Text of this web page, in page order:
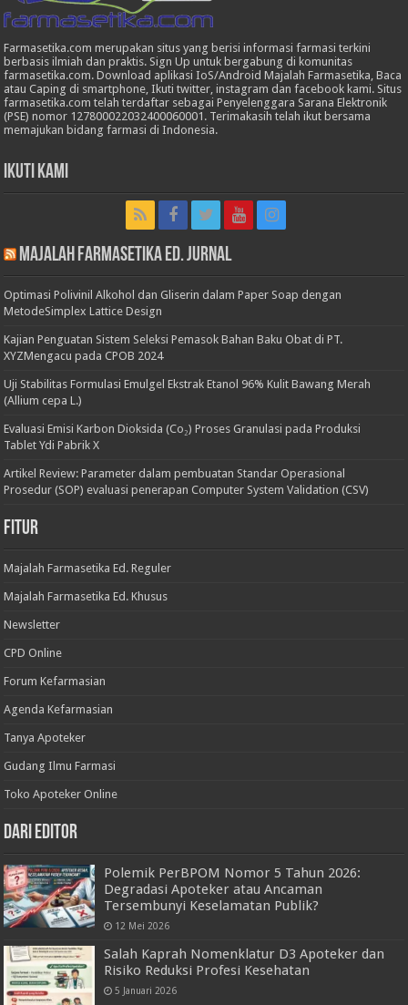
Farmasetika.com merupakan situs yang berisi informasi farmasi terkini
berbasis ilmiah dan praktis. Sign Up untuk bergabung di komunitas
farmasetika.com. Download aplikasi IoS/Android Majalah Farmasetika, Baca
atau Caping di smartphone, Ikuti twitter, instagram dan facebook kami. Situs
farmasetika.com telah terdaftar sebagai Penyelenggara Sarana Elektronik
(PSE) nomor 127800022032400060001. Terimakasih telah ikut bersama
memajukan bidang farmasi di Indonesia.
Ikuti Kami
Majalah Farmasetika Ed. Jurnal
Optimasi Polivinil Alkohol dan Gliserin dalam Paper Soap dengan
MetodeSimplex Lattice Design
Kajian Penguatan Sistem Seleksi Pemasok Bahan Baku Obat di PT.
XYZMengacu pada CPOB 2024
Uji Stabilitas Formulasi Emulgel Ekstrak Etanol 96% Kulit Bawang Merah
(Allium cepa L.)
Evaluasi Emisi Karbon Dioksida (Co₂) Proses Granulasi pada Produksi
Tablet Ydi Pabrik X
Artikel Review: Parameter dalam pembuatan Standar Operasional
Prosedur (SOP) evaluasi penerapan Computer System Validation (CSV)
Fitur
Majalah Farmasetika Ed. Reguler
Majalah Farmasetika Ed. Khusus
Newsletter
CPD Online
Forum Kefarmasian
Agenda Kefarmasian
Tanya Apoteker
Gudang Ilmu Farmasi
Toko Apoteker Online
Dari Editor
Polemik PerBPOM Nomor 5 Tahun 2026:
Degradasi Apoteker atau Ancaman
Tersembunyi Keselamatan Publik?
12 Mei 2026
Salah Kaprah Nomenklatur D3 Apoteker dan
Risiko Reduksi Profesi Kesehatan
5 Januari 2026